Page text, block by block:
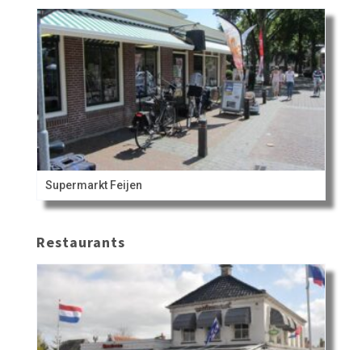
Supermarkt Feijen
Restaurants